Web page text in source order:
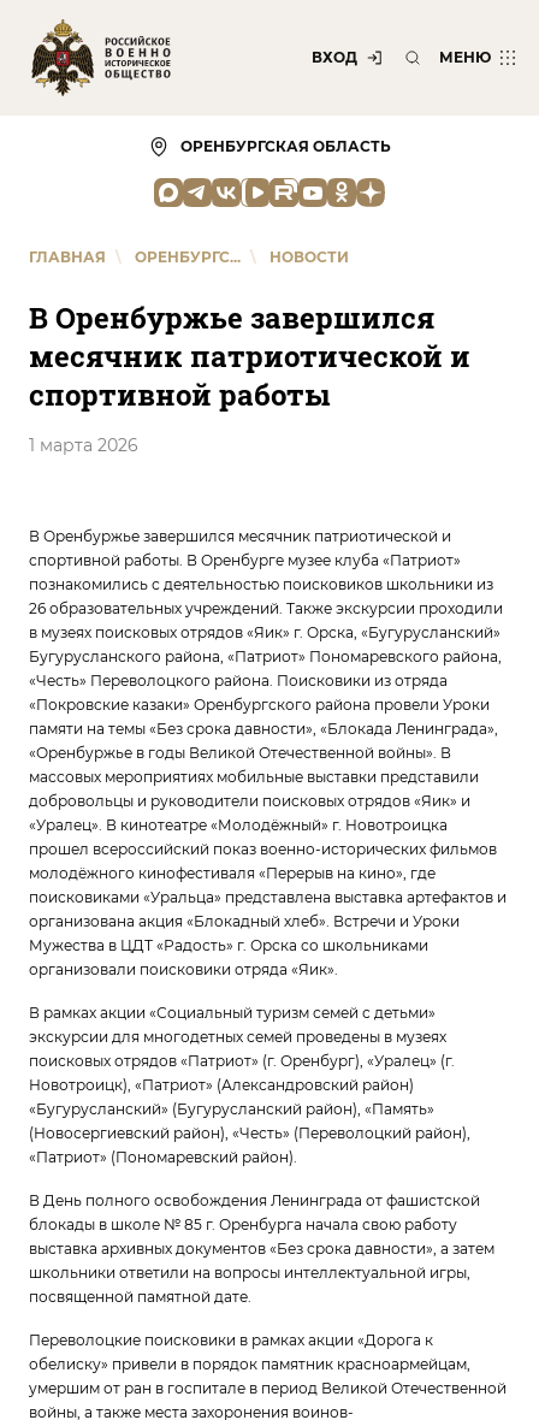
ВХОД МЕНЮ
ОРЕНБУРГСКАЯ ОБЛАСТЬ
ГЛАВНАЯ \ ОРЕНБУРГС... \ НОВОСТИ
В Оренбуржье завершился
месячник патриотической и
спортивной работы
1 марта 2026
В Оренбуржье завершился месячник патриотической и
спортивной работы. В Оренбурге музее клуба «Патриот»
познакомились с деятельностью поисковиков школьники из
26 образовательных учреждений. Также экскурсии проходили
в музеях поисковых отрядов «Яик» г. Орска, «Бугурусланский»
Бугурусланского района, «Патриот» Пономаревского района,
«Честь» Переволоцкого района. Поисковики из отряда
«Покровские казаки» Оренбургского района провели Уроки
памяти на темы «Без срока давности», «Блокада Ленинграда»,
«Оренбуржье в годы Великой Отечественной войны». В
массовых мероприятиях мобильные выставки представили
добровольцы и руководители поисковых отрядов «Яик» и
«Уралец». В кинотеатре «Молодёжный» г. Новотроицка
прошел всероссийский показ военно-исторических фильмов
молодёжного кинофестиваля «Перерыв на кино», где
поисковиками «Уральца» представлена выставка артефактов и
организована акция «Блокадный хлеб». Встречи и Уроки
Мужества в ЦДТ «Радость» г. Орска со школьниками
организовали поисковики отряда «Яик».
В рамках акции «Социальный туризм семей с детьми»
экскурсии для многодетных семей проведены в музеях
поисковых отрядов «Патриот» (г. Оренбург), «Уралец» (г.
Новотроицк), «Патриот» (Александровский район)
«Бугурусланский» (Бугурусланский район), «Память»
(Новосергиевский район), «Честь» (Переволоцкий район),
«Патриот» (Пономаревский район).
В День полного освобождения Ленинграда от фашистской
блокады в школе № 85 г. Оренбурга начала свою работу
выставка архивных документов «Без срока давности», а затем
школьники ответили на вопросы интеллектуальной игры,
посвященной памятной дате.
Переволоцкие поисковики в рамках акции «Дорога к
обелиску» привели в порядок памятник красноармейцам,
умершим от ран в госпитале в период Великой Отечественной
войны, а также места захоронения воинов-